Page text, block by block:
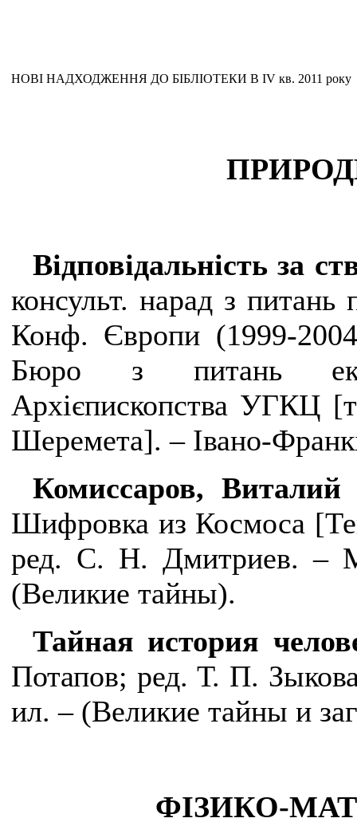
НОВІ НАДХОДЖЕННЯ ДО БІБЛІОТЕКИ В ІV кв. 2011 року
Відповідальність за
консульт. нарад з
Конф. Європи (1999-
Бюро з питань
Архієпископства УГКЦ
Шеремета]. – Івано-
Комиссаров,
Шифровка из Космоса [
ред. С. Н. Дмитриев. –
(Великие тайны).
Тайная история
Потапов; ред. Т. П.
ил. – (Великие тайны и
ФІЗИКО-